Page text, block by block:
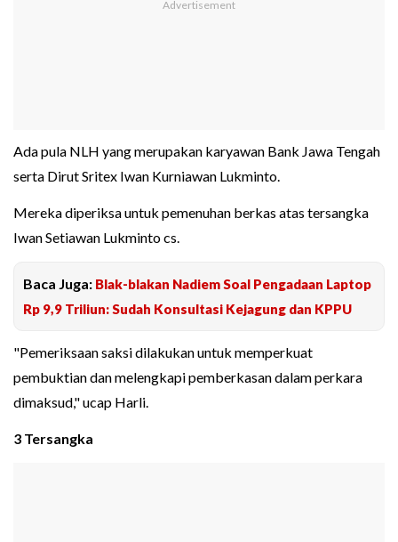
Ada pula NLH yang merupakan karyawan Bank Jawa Tengah
serta Dirut Sritex Iwan Kurniawan Lukminto.
Mereka diperiksa untuk pemenuhan berkas atas tersangka
Iwan Setiawan Lukminto cs.
Baca Juga: Blak-blakan Nadiem Soal Pengadaan Laptop
Rp 9,9 Triliun: Sudah Konsultasi Kejagung dan KPPU
"Pemeriksaan saksi dilakukan untuk memperkuat
pembuktian dan melengkapi pemberkasan dalam perkara
dimaksud," ucap Harli.
3 Tersangka